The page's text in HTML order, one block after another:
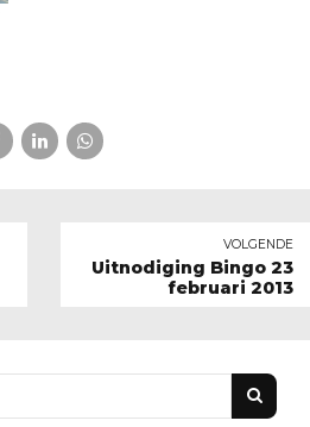
VOLGENDE
Uitnodiging Bingo 23
februari 2013